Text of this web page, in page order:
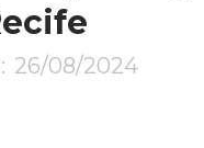
26/08/2024